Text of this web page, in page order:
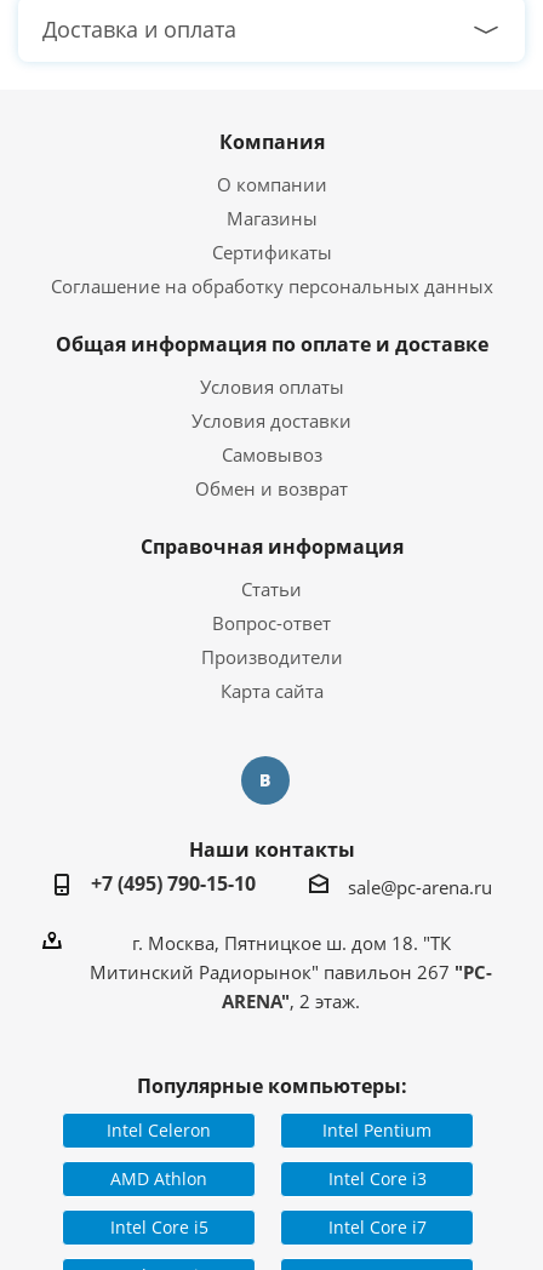
Доставка и оплата
Компания
О компании
Магазины
Сертификаты
Соглашение на обработку персональных данных
Общая информация по оплате и доставке
Условия оплаты
Условия доставки
Самовывоз
Обмен и возврат
Справочная информация
Статьи
Вопрос-ответ
Производители
Карта сайта
Наши контакты
+7 (495) 790-15-10
sale@pc-arena.ru
г. Москва, Пятницкое ш. дом 18. "ТК
Митинский Радиорынок" павильон 267 "PC-
ARENA", 2 этаж.
Популярные компьютеры:
Intel Celeron Intel Pentium
AMD Athlon Intel Core i3
Intel Core i5 Intel Core i7